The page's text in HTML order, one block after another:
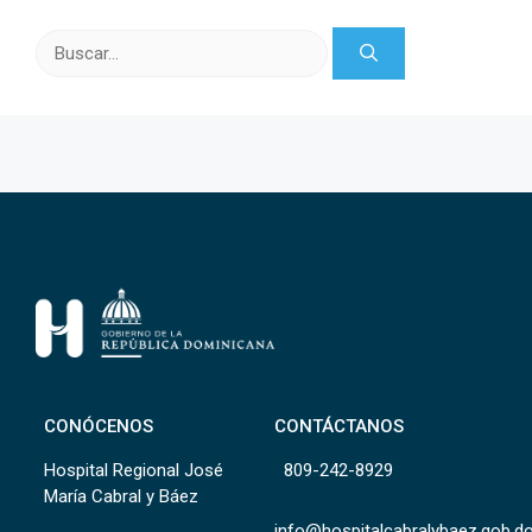
CONÓCENOS
Hospital Regional José
María Cabral y Báez
CONTÁCTANOS
809-242-8929